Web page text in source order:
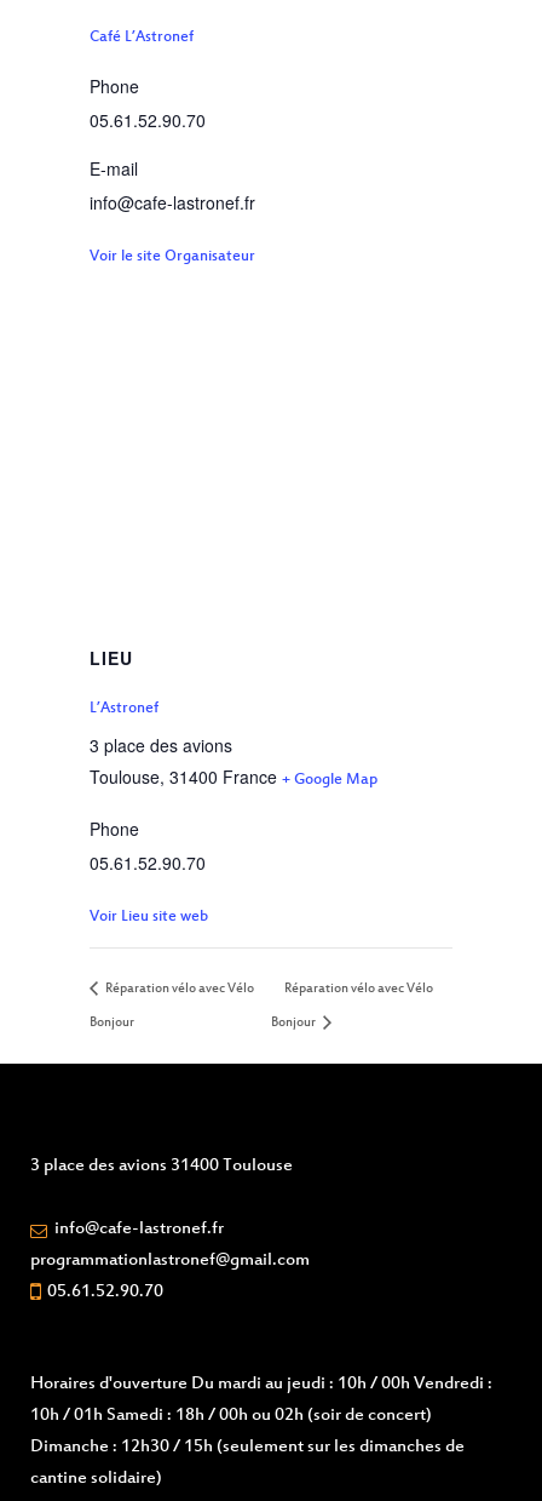
Café L’Astronef
Phone
05.61.52.90.70
E-mail
info@cafe-lastronef.fr
Voir le site Organisateur
LIEU
L’Astronef
3 place des avions
Toulouse, 31400 France + Google Map
Phone
05.61.52.90.70
Voir Lieu site web
Réparation vélo avec Vélo
Bonjour
Réparation vélo avec Vélo
Bonjour
3 place des avions 31400 Toulouse
info@cafe-lastronef.fr
programmationlastronef@gmail.com
05.61.52.90.70
Horaires d'ouverture Du mardi au jeudi : 10h / 00h Vendredi :
10h / 01h Samedi : 18h / 00h ou 02h (soir de concert)
Dimanche : 12h30 / 15h (seulement sur les dimanches de
cantine solidaire)